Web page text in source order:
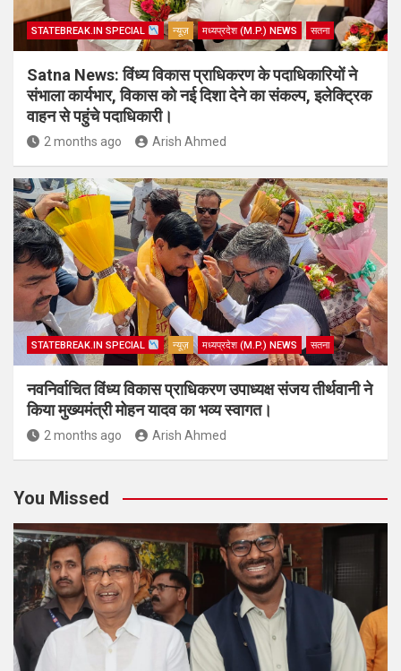
STATEBREAK.IN SPECIAL न्यूज़ मध्यप्रदेश (M.P.) NEWS सतना
Satna News: विंध्य विकास प्राधिकरण के पदाधिकारियों ने
संभाला कार्यभार, विकास को नई दिशा देने का संकल्प, इलेक्ट्रिक
वाहन से पहुंचे पदाधिकारी।
2 months ago Arish Ahmed
STATEBREAK.IN SPECIAL न्यूज़ मध्यप्रदेश (M.P.) NEWS सतना
नवनिर्वाचित विंध्य विकास प्राधिकरण उपाध्यक्ष संजय तीर्थवानी ने
किया मुख्यमंत्री मोहन यादव का भव्य स्वागत।
2 months ago Arish Ahmed
You Missed